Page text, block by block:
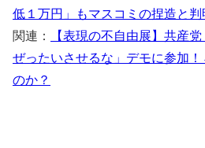
低１万円」もマスコミの捏造と判
関連：
【表現の不自由展】共産
ぜったいさせるな」デモに参加
のか？